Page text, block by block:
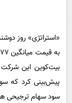
پیش‌بینی کرد که
سود سهام ترجیحی